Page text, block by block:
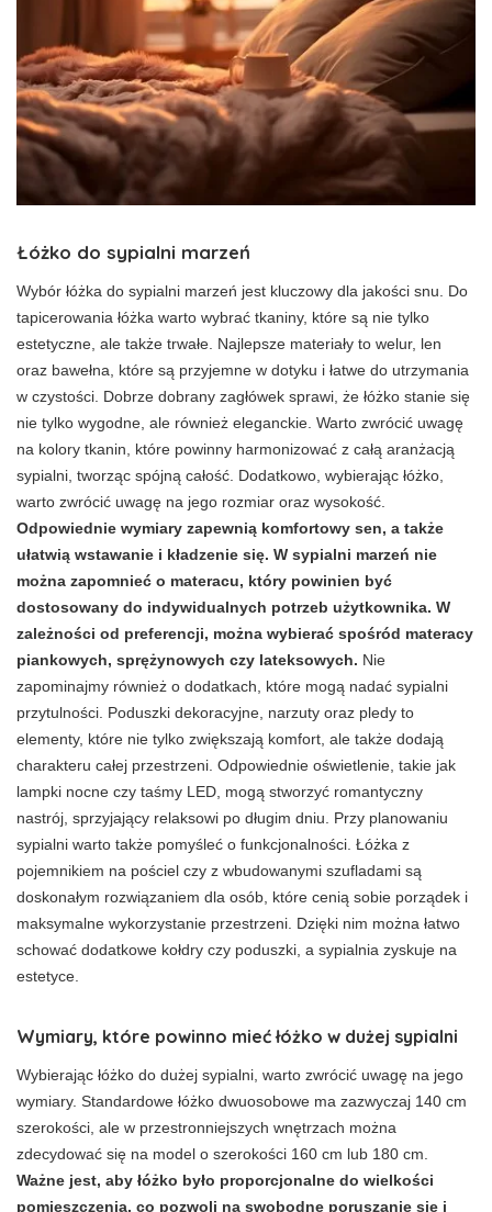
Łóżko do sypialni marzeń
Wybór łóżka do sypialni marzeń jest kluczowy dla jakości snu. Do
tapicerowania łóżka warto wybrać tkaniny, które są nie tylko
estetyczne, ale także trwałe. Najlepsze materiały to welur, len
oraz bawełna, które są przyjemne w dotyku i łatwe do utrzymania
w czystości. Dobrze dobrany zagłówek sprawi, że łóżko stanie się
nie tylko wygodne, ale również eleganckie. Warto zwrócić uwagę
na kolory tkanin, które powinny harmonizować z całą aranżacją
sypialni, tworząc spójną całość. Dodatkowo, wybierając łóżko,
warto zwrócić uwagę na jego rozmiar oraz wysokość.
Odpowiednie wymiary zapewnią komfortowy sen, a także
ułatwią wstawanie i kładzenie się. W sypialni marzeń nie
można zapomnieć o materacu, który powinien być
dostosowany do indywidualnych potrzeb użytkownika. W
zależności od preferencji, można wybierać spośród materacy
piankowych, sprężynowych czy lateksowych. Nie
zapominajmy również o dodatkach, które mogą nadać sypialni
przytulności. Poduszki dekoracyjne, narzuty oraz pledy to
elementy, które nie tylko zwiększają komfort, ale także dodają
charakteru całej przestrzeni. Odpowiednie oświetlenie, takie jak
lampki nocne czy taśmy LED, mogą stworzyć romantyczny
nastrój, sprzyjający relaksowi po długim dniu. Przy planowaniu
sypialni warto także pomyśleć o funkcjonalności. Łóżka z
pojemnikiem na pościel czy z wbudowanymi szufladami są
doskonałym rozwiązaniem dla osób, które cenią sobie porządek i
maksymalne wykorzystanie przestrzeni. Dzięki nim można łatwo
schować dodatkowe kołdry czy poduszki, a sypialnia zyskuje na
estetyce.
Wymiary, które powinno mieć łóżko w dużej sypialni
Wybierając łóżko do dużej sypialni, warto zwrócić uwagę na jego
wymiary. Standardowe łóżko dwuosobowe ma zazwyczaj 140 cm
szerokości, ale w przestronniejszych wnętrzach można
zdecydować się na model o szerokości 160 cm lub 180 cm.
Ważne jest, aby łóżko było proporcjonalne do wielkości
pomieszczenia, co pozwoli na swobodne poruszanie się i